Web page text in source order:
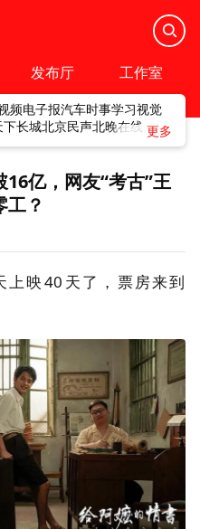
发布厅 工作室
频电子报汽车时事学习视觉
下长城北京民声北晚在线
16亿，网友“考古”王
工？
上映40天了，票房来到